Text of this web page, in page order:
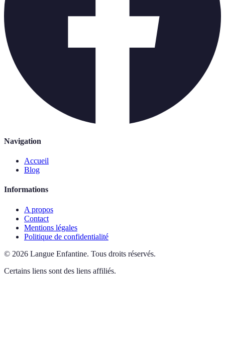
Navigation
Accueil
Blog
Informations
A propos
Contact
Mentions légales
Politique de confidentialité
© 2026 Langue Enfantine. Tous droits réservés.
Certains liens sont des liens affiliés.